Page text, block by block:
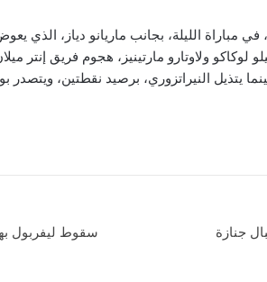
مباراة الليلة، بجانب ماريانو دياز، الذي
لوكاكو ولاوتارو مارتينيز، هجوم فريق إنتر
من دوري الأبطال، برصيد 4 نقاط، بينما يتذيل النيراتزوري،
جنازة
سقوط ليفربول